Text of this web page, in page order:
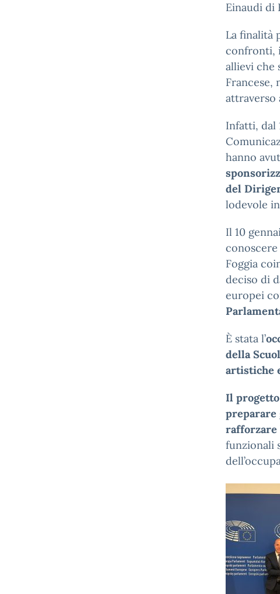
Einaudi di
La finalità
confronti,
allievi che
Francese,
attraverso
Infatti, dal
hanno
del
lodevole
Il 10
conoscere
Foggia
deciso di
europei
È stata l’
della
artistiche
Il progetto
preparare
rafforzare
funzionali